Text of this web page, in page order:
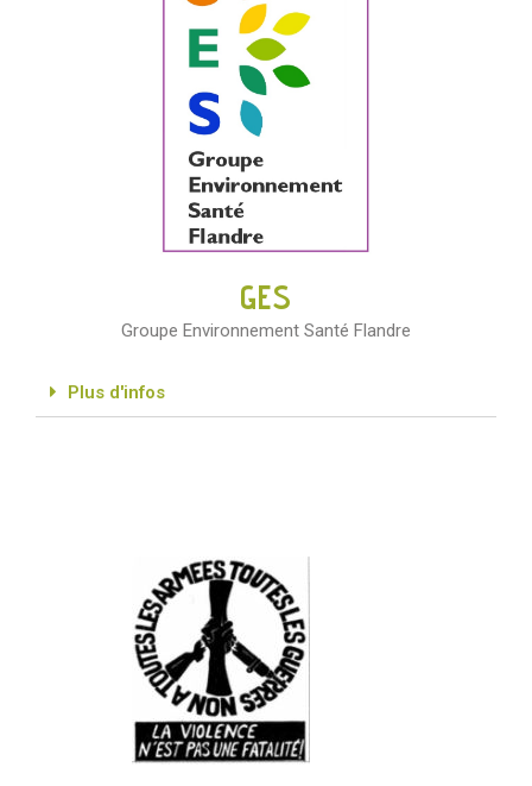
GES
Groupe Environnement Santé Flandre
Plus d'infos